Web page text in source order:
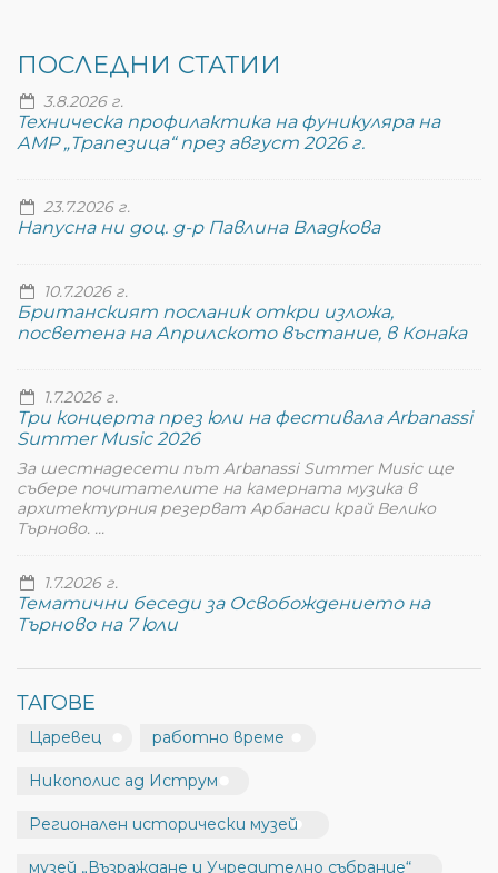
ПОСЛЕДНИ СТАТИИ
3.8.2026 г.
Техническа профилактика на фуникуляра на
АМР „Трапезица“ през август 2026 г.
23.7.2026 г.
Напусна ни доц. д-р Павлина Владкова
10.7.2026 г.
Британският посланик откри изложа,
посветена на Априлското въстание, в Конака
1.7.2026 г.
Три концерта през юли на фестивала Arbanassi
Summer Music 2026
За шестнадесети път Arbanassi Summer Music ще
събере почитателите на камерната музика в
архитектурния резерват Арбанаси край Велико
Търново. ...
1.7.2026 г.
Тематични беседи за Освобождението на
Търново на 7 юли
ТАГОВЕ
Царевец работно време
Никополис ад Иструм
Регионален исторически музей
музей „Възраждане и Учредително събрание“